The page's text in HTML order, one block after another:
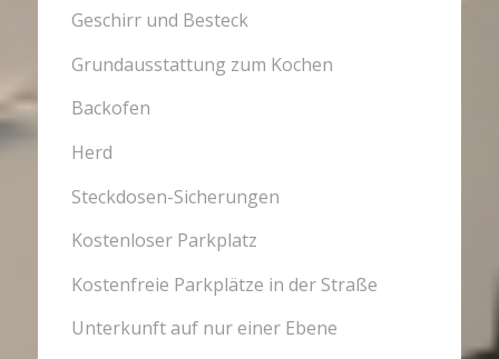
Geschirr und Besteck
Grundausstattung zum Kochen
Backofen
Herd
Steckdosen-Sicherungen
Kostenloser Parkplatz
Kostenfreie Parkplätze in der Straße
Unterkunft auf nur einer Ebene